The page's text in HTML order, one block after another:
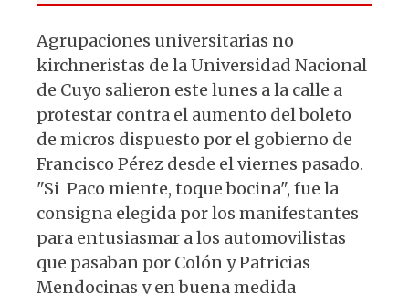
Agrupaciones universitarias no
kirchneristas de la Universidad Nacional
de Cuyo salieron este lunes a la calle a
protestar contra el aumento del boleto
de micros dispuesto por el gobierno de
Francisco Pérez desde el viernes pasado.
"Si Paco miente, toque bocina", fue la
consigna elegida por los manifestantes
para entusiasmar a los automovilistas
que pasaban por Colón y Patricias
Mendocinas y en buena medida